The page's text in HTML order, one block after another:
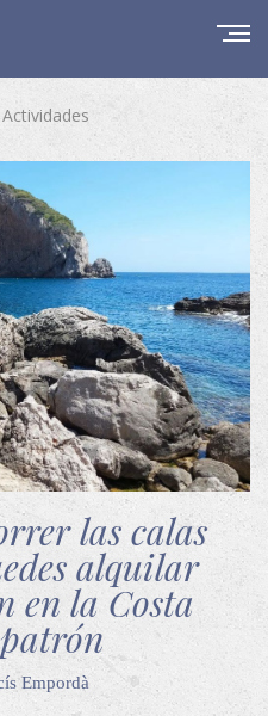
Actividades
las calas
alquilar
en la Costa
Empordà